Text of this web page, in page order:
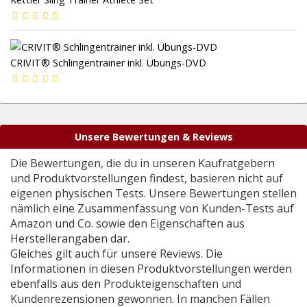
CRIVIT® Schlingentrainer inkl. Übungs-DVD
Unsere Bewertungen & Reviews
Die Bewertungen, die du in unseren Kaufratgebern
und Produktvorstellungen findest, basieren nicht auf
eigenen physischen Tests. Unsere Bewertungen stellen
nämlich eine Zusammenfassung von Kunden-Tests auf
Amazon und Co. sowie den Eigenschaften aus
Herstellerangaben dar.
Gleiches gilt auch für unsere Reviews. Die
Informationen in diesen Produktvorstellungen werden
ebenfalls aus den Produkteigenschaften und
Kundenrezensionen gewonnen. In manchen Fällen